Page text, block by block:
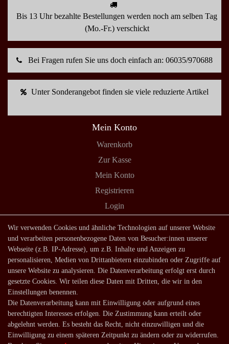
Bis 13 Uhr bezahlte Bestellungen werden noch am selben Tag
(Mo.-Fr.) verschickt
Bei Fragen rufen Sie uns doch einfach an: 06035/970688
Unter Sonderangebot finden sie viele reduzierte Artikel
Mein Konto
Warenkorb
Zur Kasse
Mein Konto
Registrieren
Login
Shop
Lagerverkauf
Zahlungsarten
Versandarten und -kosten
Service
Kontakt
Häufige Fragen
Wir verwenden Cookies und ähnliche Technologien auf unserer Website
und verarbeiten personenbezogene Daten von Besucher:innen unserer
Webseite (z.B. IP-Adresse), um z.B. Inhalte und Anzeigen zu
personalisieren, Medien von Drittanbietern einzubinden oder Zugriffe auf
unsere Website zu analysieren. Die Datenverarbeitung erfolgt erst durch
gesetzte Cookies. Wir teilen diese Daten mit Dritten, die wir in den
Einstellungen benennen.
Die Datenverarbeitung kann mit Einwilligung oder aufgrund eines
berechtigten Interesses erfolgen. Die Zustimmung kann erteilt oder
abgelehnt werden. Es besteht das Recht, nicht einzuwilligen und die
Einwilligung zu einem späteren Zeitpunkt zu ändern oder zu widerrufen.